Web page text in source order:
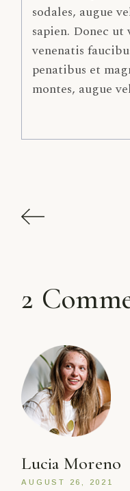
sodales, augue
sapien. Donec
venenatis
penatibus et
montes, augue
2
Lucia Moreno
AUGUST 26, 2021